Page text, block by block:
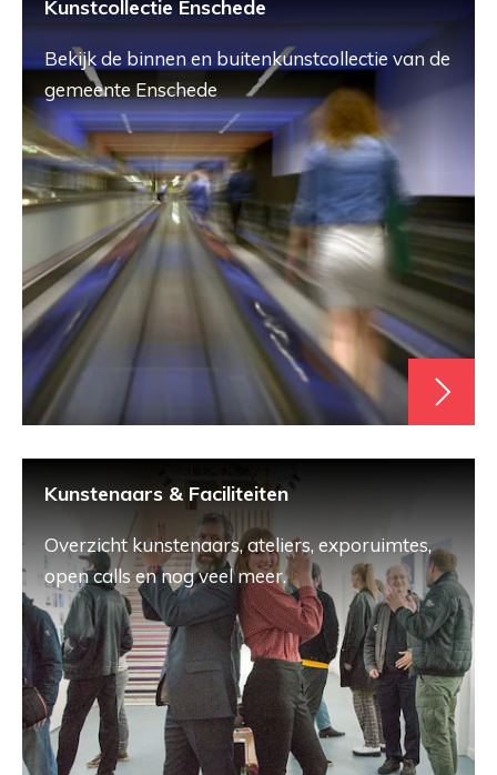
Kunstcollectie Enschede
Bekijk de binnen en buitenkunstcollectie van de
gemeente Enschede
Kunstenaars & Faciliteiten
Overzicht kunstenaars, ateliers, exporuimtes,
open calls en nog veel meer.